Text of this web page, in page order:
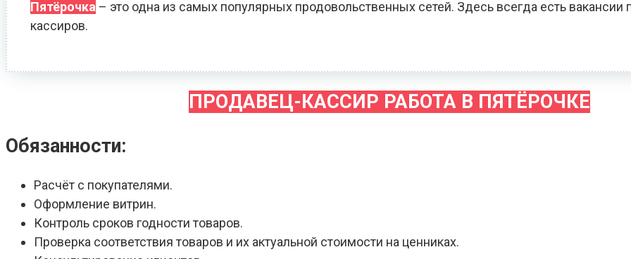
Пятёрочка – это одна из самых популярных продовольственных сетей. Здесь всегда есть вакансии
кассиров.
ПРОДАВЕЦ-КАССИР РАБОТА В ПЯТЁРОЧКЕ
Обязанности:
Расчёт с покупателями.
Оформление витрин.
Контроль сроков годности товаров.
Проверка соответствия товаров и их актуальной стоимости на ценниках.